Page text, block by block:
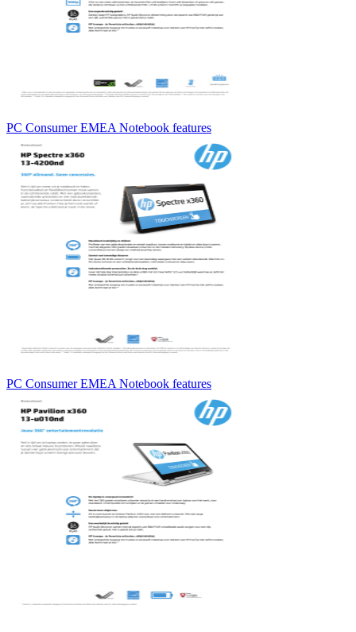
PC Consumer EMEA Notebook features
PC Consumer EMEA Notebook features